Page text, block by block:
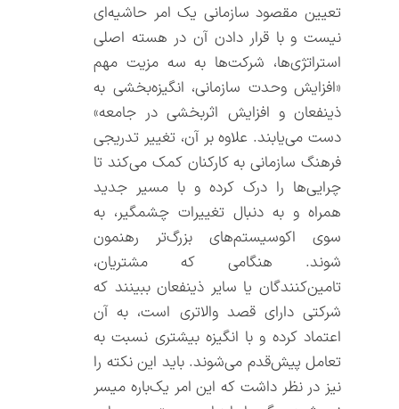
تعیین مقصود سازمانی یک امر حاشیه‌ای
نیست و با قرار دادن آن در هسته اصلی
استراتژی‌ها، شرکت‌ها به سه مزیت مهم
«افزایش وحدت سازمانی، انگیزه‌بخشی به
ذینفعان و افزایش اثربخشی در جامعه»
دست می‌یابند. علاوه بر آن، تغییر تدریجی
فرهنگ سازمانی به کارکنان کمک می‌کند تا
چرایی‌ها را درک کرده و با مسیر جدید
همراه و به دنبال تغییرات چشمگیر، به
سوی اکوسیستم‌های بزرگ‌تر رهنمون
شوند. هنگامی که مشتریان،
تامین‌کنندگان یا سایر ذینفعان ببینند که
شرکتی دارای قصد والاتری است، به آن
اعتماد کرده و با انگیزه بیشتری نسبت به
تعامل پیش‌قدم می‌شوند. باید این نکته را
نیز در نظر داشت که این امر یک‌باره میسر